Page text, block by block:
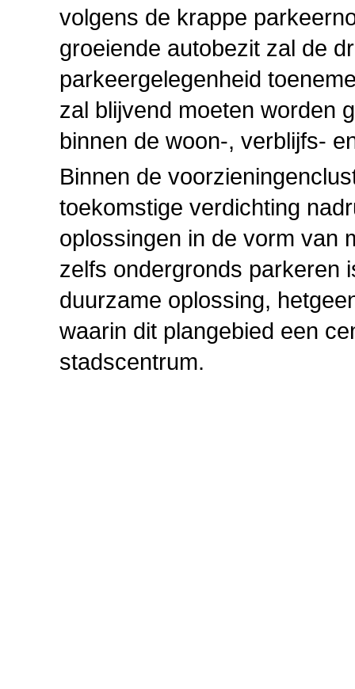
volgens de krappe
groeiende autobezit zal de
parkeergelegenheid
zal blijvend moeten worden
binnen de woon-, verblijfs-
Binnen de
toekomstige verdichting
oplossingen in de vorm van
zelfs ondergronds parkeren
duurzame oplossing,
waarin dit plangebied een
stadscentrum.